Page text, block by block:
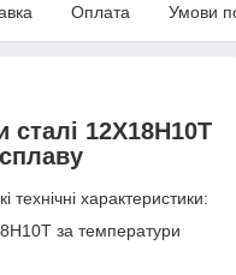
Оплата Умови
сталі 12Х18Н10Т
характеристики:
за температури